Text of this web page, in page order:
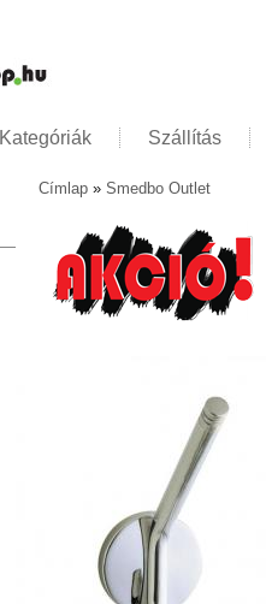
Kategóriák
Szállítás
Jelenlegi hely
Címlap »Smedbo Outlet